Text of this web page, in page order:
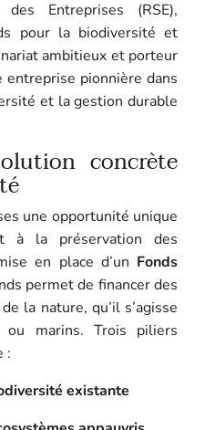
des Entreprises (RSE),
pour la biodiversité et
ambitieux et porteur
entreprise pionnière dans
et la gestion durable
concrète
une opportunité unique
à la préservation des
en place d’un Fonds
permet de financer des
la nature, qu’il s’agisse
ou marins. Trois piliers
:
existante